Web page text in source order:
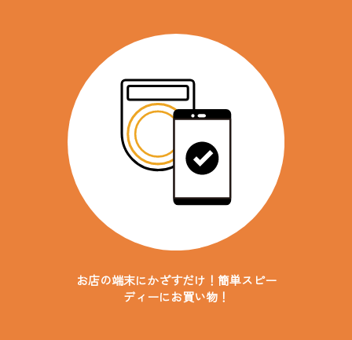
お店の端末にかざすだけ！ 簡単スピー
ディーにお買い物！